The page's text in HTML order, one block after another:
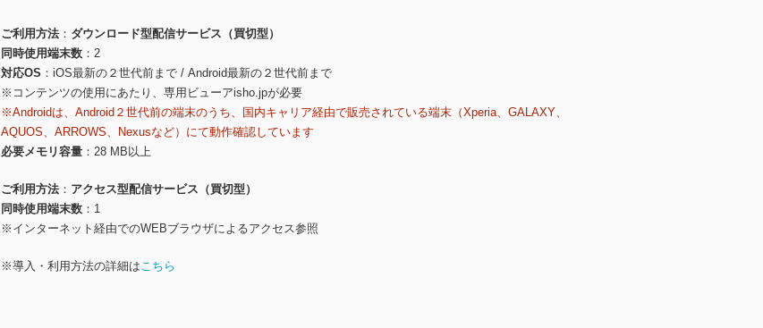
ご利用方法
ダウンロード型配信サービス（買切型）
同時使用端末数
2
対応OS
iOS最新の２世代前まで / Android最新の２世代前まで
※コンテンツの使用にあたり、専用ビューアisho.jpが必要
※Androidは、Android２世代前の端末のうち、国内キャリア経由で販売されている端末（Xperia、GALAXY、
AQUOS、ARROWS、Nexusなど）にて動作確認しています
必要メモリ容量
28 MB以上
ご利用方法
アクセス型配信サービス（買切型）
同時使用端末数
1
※インターネット経由でのWEBブラウザによるアクセス参照
※導入・利用方法の詳細はこちら